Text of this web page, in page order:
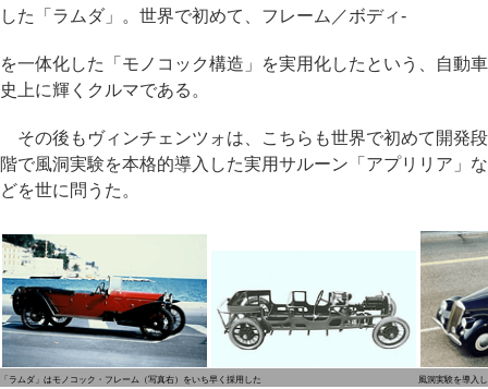
した「ラムダ」。世界で初めて、フレーム／ボディ-
を一体化した「モノコック構造」を実用化したという、自動車
史上に輝くクルマである。
その後もヴィンチェンツォは、こちらも世界で初めて開発段
階で風洞実験を本格的導入した実用サルーン「アプリリア」な
どを世に問うた。
「ラムダ」はモノコック・フレーム（写真右）をいち早く採用した 風洞実験を導入